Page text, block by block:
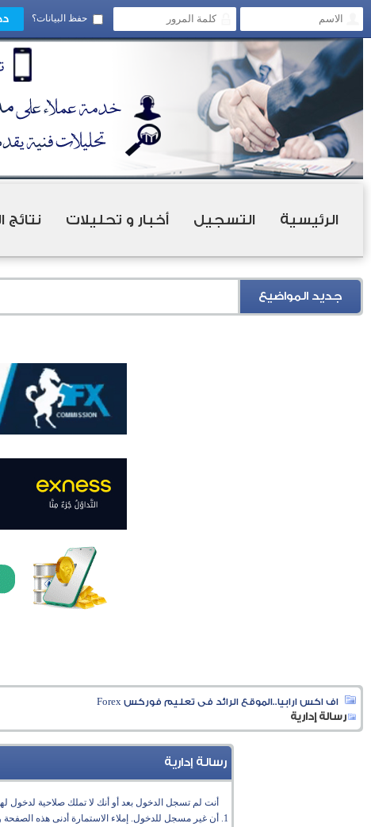
حفظ البيانات؟
الرئيسية التسجيل أخبار و تحليلات نتائج
جديد المواضيع
اف اكس ارابيا..الموقع الرائد فى تعليم فوركس Forex
رسالة إدارية
رسالة إدارية
أنت لم تسجل الدخول بعد أو أنك لا تملك صلاحية لدخول
أن غير مسجل للدخول. إملاء الاستمارة أدنى هذه